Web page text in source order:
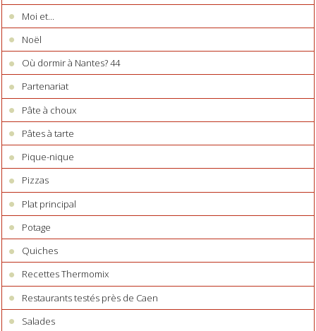
Moi et...
Noël
Où dormir à Nantes? 44
Partenariat
Pâte à choux
Pâtes à tarte
Pique-nique
Pizzas
Plat principal
Potage
Quiches
Recettes Thermomix
Restaurants testés près de Caen
Salades